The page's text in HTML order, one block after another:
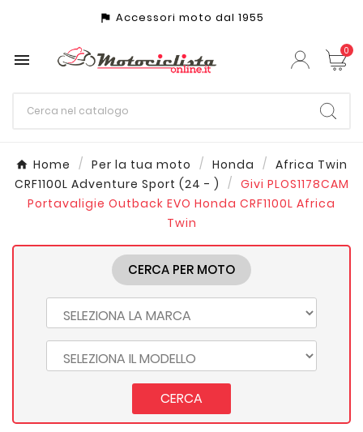
assistant_photo Accessori moto dal 1955
 0
Home Per la tua moto Honda
Africa Twin
CRF1100L Adventure Sport (24 - )
Givi PLOS1178CAM
Portavaligie Outback EVO Honda CRF1100L Africa
Twin
CERCA PER MOTO
CERCA